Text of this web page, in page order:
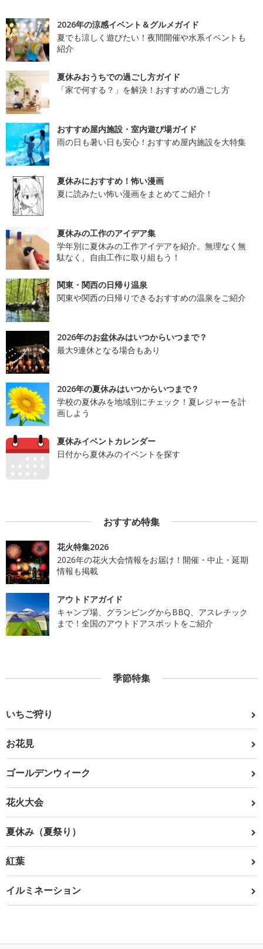
2026年の涼感イベント＆グルメガイド
夏でも涼しく遊びたい！夜間開催や水系イベントも
紹介
夏休みおうちでの過ごし方ガイド
「家で何する？」を解決！おすすめの過ごし方
おすすめ屋内施設・室内遊び場ガイド
雨の日も暑い日も安心！おすすめ屋内施設を大特集
夏休みにおすすめ！怖い漫画
夏に読みたい怖い漫画をまとめてご紹介！
夏休みの工作のアイデア集
学年別に夏休みの工作アイデアを紹介。無理なく無
駄なく、自由工作に取り組もう！
関東・関西の日帰り温泉
関東や関西の日帰りできるおすすめの温泉をご紹介
2026年のお盆休みはいつからいつまで？
最大9連休となる場合もあり
2026年の夏休みはいつからいつまで？
学校の夏休みを地域別にチェック！夏レジャーを計
画しよう
夏休みイベントカレンダー
日付から夏休みのイベントを探す
おすすめ特集
花火特集2026
2026年の花火大会情報をお届け！開催・中止・延期
情報も掲載
アウトドアガイド
キャンプ場、グランピングからBBQ、アスレチック
まで！全国のアウトドアスポットをご紹介
季節特集
いちご狩り
お花見
ゴールデンウィーク
花火大会
夏休み（夏祭り）
紅葉
イルミネーション